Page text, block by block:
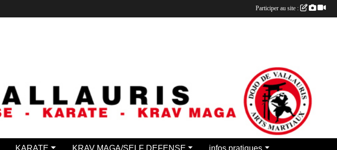
KARATE KRAV MAGA/SELF DEFENSE infos pratiques
Participer au site :